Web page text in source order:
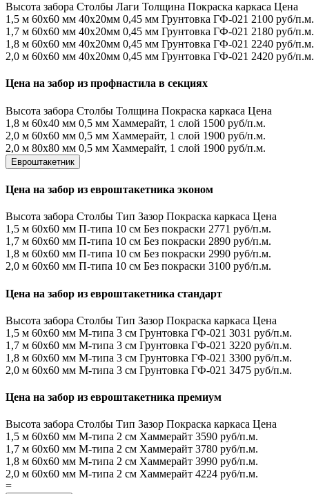
Высота забора Столбы Лаги Толщина Покраска каркаса Цена
1,5 м 60х60 мм 40х20мм 0,45 мм Грунтовка ГФ-021 2100 руб/п.м.
1,7 м 60х60 мм 40х20мм 0,45 мм Грунтовка ГФ-021 2180 руб/п.м.
1,8 м 60х60 мм 40х20мм 0,45 мм Грунтовка ГФ-021 2240 руб/п.м.
2,0 м 60х60 мм 40х20мм 0,45 мм Грунтовка ГФ-021 2420 руб/п.м.
Цена на забор из профнастила в секциях
Высота забора Столбы Толщина Покраска каркаса Цена
1,8 м 60х40 мм 0,5 мм Хаммерайт, 1 слой 1500 руб/п.м.
2,0 м 60х60 мм 0,5 мм Хаммерайт, 1 слой 1900 руб/п.м.
2,0 м 80х80 мм 0,5 мм Хаммерайт, 1 слой 1900 руб/п.м.
Евроштакетник
Цена на забор из евроштакетника эконом
Высота забора Столбы Тип Зазор Покраска каркаса Цена
1,5 м 60х60 мм П-типа 10 см Без покраски 2771 руб/п.м.
1,7 м 60х60 мм П-типа 10 см Без покраски 2890 руб/п.м.
1,8 м 60х60 мм П-типа 10 см Без покраски 2990 руб/п.м.
2,0 м 60х60 мм П-типа 10 см Без покраски 3100 руб/п.м.
Цена на забор из евроштакетника стандарт
Высота забора Столбы Тип Зазор Покраска каркаса Цена
1,5 м 60х60 мм М-типа 3 см Грунтовка ГФ-021 3031 руб/п.м.
1,7 м 60х60 мм М-типа 3 см Грунтовка ГФ-021 3220 руб/п.м.
1,8 м 60х60 мм М-типа 3 см Грунтовка ГФ-021 3300 руб/п.м.
2,0 м 60х60 мм М-типа 3 см Грунтовка ГФ-021 3475 руб/п.м.
Цена на забор из евроштакетника премиум
Высота забора Столбы Тип Зазор Покраска каркаса Цена
1,5 м 60х60 мм М-типа 2 см Хаммерайт 3590 руб/п.м.
1,7 м 60х60 мм М-типа 2 см Хаммерайт 3780 руб/п.м.
1,8 м 60х60 мм М-типа 2 см Хаммерайт 3990 руб/п.м.
2,0 м 60х60 мм М-типа 2 см Хаммерайт 4224 руб/п.м.
=